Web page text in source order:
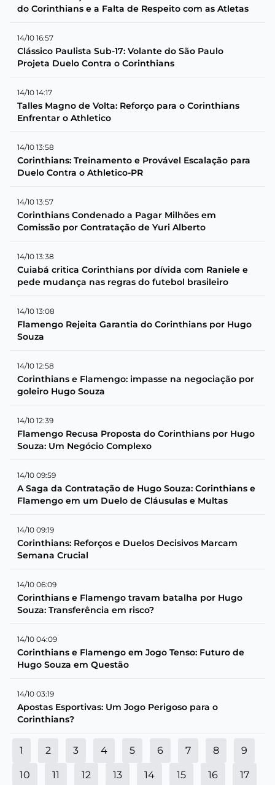
do Corinthians e a Falta de Respeito com as Atletas
14/10 16:57
Clássico Paulista Sub-17: Volante do São Paulo
Projeta Duelo Contra o Corinthians
14/10 14:17
Talles Magno de Volta: Reforço para o Corinthians
Enfrentar o Athletico
14/10 13:58
Corinthians: Treinamento e Provável Escalação para
Duelo Contra o Athletico-PR
14/10 13:57
Corinthians Condenado a Pagar Milhões em
Comissão por Contratação de Yuri Alberto
14/10 13:38
Cuiabá critica Corinthians por dívida com Raniele e
pede mudança nas regras do futebol brasileiro
14/10 13:08
Flamengo Rejeita Garantia do Corinthians por Hugo
Souza
14/10 12:58
Corinthians e Flamengo: impasse na negociação por
goleiro Hugo Souza
14/10 12:39
Flamengo Recusa Proposta do Corinthians por Hugo
Souza: Um Negócio Complexo
14/10 09:59
A Saga da Contratação de Hugo Souza: Corinthians e
Flamengo em um Duelo de Cláusulas e Multas
14/10 09:19
Corinthians: Reforços e Duelos Decisivos Marcam
Semana Crucial
14/10 06:09
Corinthians e Flamengo travam batalha por Hugo
Souza: Transferência em risco?
14/10 04:09
Corinthians e Flamengo em Jogo Tenso: Futuro de
Hugo Souza em Questão
14/10 03:19
Apostas Esportivas: Um Jogo Perigoso para o
Corinthians?
1 2 3 4 5 6 7 8 9
10 11 12 13 14 15 16 17